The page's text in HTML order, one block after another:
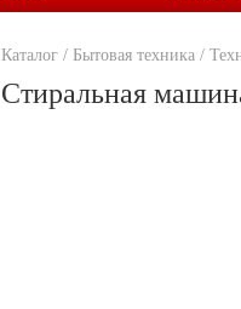
Каталог / Бытовая техника /
Стиральная